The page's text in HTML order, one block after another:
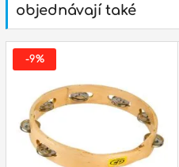
objednávají také
-9%